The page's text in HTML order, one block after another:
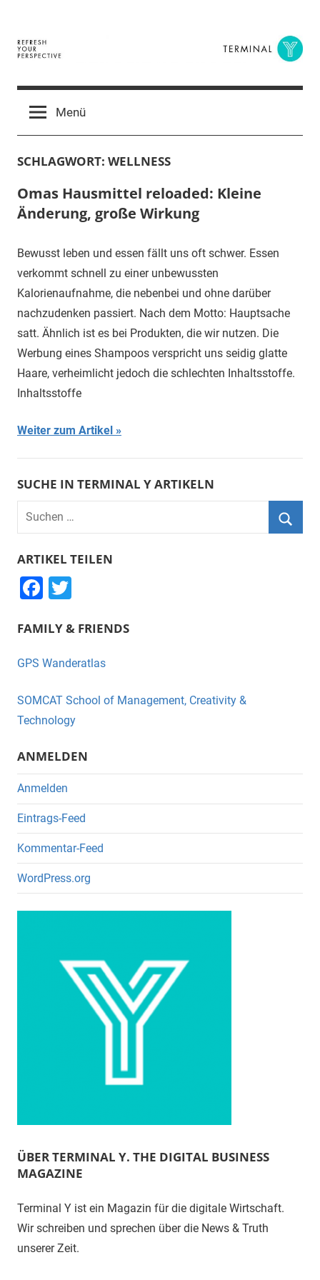
springen
Terminal
Y
Digital
BusinessMenü
SCHLAGWORT: WELLNESS
Omas Hausmittel reloaded: Kleine
Änderung, große Wirkung
Bewusst leben und essen fällt uns oft schwer. Essen
verkommt schnell zu einer unbewussten
Kalorienaufnahme, die nebenbei und ohne darüber
nachzudenken passiert. Nach dem Motto: Hauptsache
satt. Ähnlich ist es bei Produkten, die wir nutzen. Die
Werbung eines Shampoos verspricht uns seidig glatte
Haare, verheimlicht jedoch die schlechten Inhaltsstoffe.
Inhaltsstoffe
Weiter zum Artikel
SUCHE IN TERMINAL Y ARTIKELN
Suchen
nach:
ARTIKEL TEILEN
F
c
e
o
o
k
tt
er
FAMILY & FRIENDS
GPS Wanderatlas
SOMCAT School of Management, Creativity &
Technology
ANMELDEN
Anmelden
Eintrags-Feed
Kommentar-Feed
WordPress.org
ÜBER TERMINAL Y. THE DIGITAL BUSINESS
MAGAZINE
Terminal Y ist ein Magazin für die digitale Wirtschaft.
Wir schreiben und sprechen über die News & Truth
unserer Zeit.